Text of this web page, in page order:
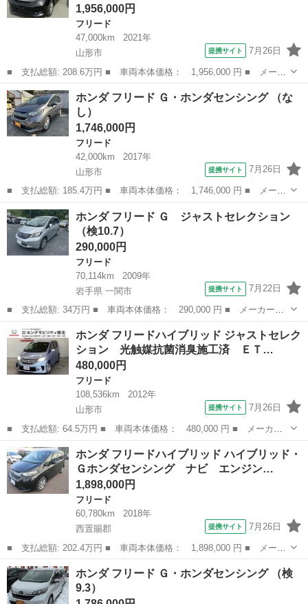
1,956,000円
フリード
47,000km
2021年
山形市
提携サイト 7月26日
■ 支払総額: 208.6万円 ■ 車両本体価格： 1,956,000 円 ■ メーカ
ー名： ホンダ ■ 車種名： フリード ■ グレード名： Ｇ・ホン
ダセンシング ■ 排気量： 1500cc ■ ドア枚数： 5D ■ ミ...
山形 山形市 フリード
ホンダ フリード Ｇ・ホンダセンシング （な
し）
1,746,000円
フリード
42,000km
2017年
山形市
提携サイト 7月26日
■ 支払総額: 185.4万円 ■ 車両本体価格： 1,746,000 円 ■ メーカ
ー名： ホンダ ■ 車種名： フリード ■ グレード名： Ｇ・ホン
ダセンシング ■ 排気量： 1500cc ■ ドア枚数： 5D ■ ミ...
山形 山形市 フリード
ホンダ フリード Ｇ ジャストセレクション
（検10.7）
290,000円
フリード
70,114km
2009年
岩手県 一関市
提携サイト 7月22日
■ 支払総額: 34万円 ■ 車両本体価格： 290,000 円 ■ メーカー
名： ホンダ ■ 車種名： フリード ■ グレード名： Ｇ ジャス
トセレクション ■ 排気量： 1500cc ■ ドア枚数： 5D ■ ミッシ
ョ...
岩手 一関市 フリード
ホンダ フリードハイブリッド ジャストセレク
ション 光触媒抗菌消臭施工済 ＥＴ…
480,000円
フリード
108,536km
2012年
山形市
提携サイト 7月26日
■ 支払総額: 64.5万円 ■ 車両本体価格： 480,000 円 ■ メーカー
名： ホンダ ■ 車種名： フリードハイブリッド ■ グレード
名： ジャストセレクション 光触媒抗菌消臭施工済 ＥＴＣ 両側
オートスライドド...
山形 山形市 フリード
ホンダ フリードハイブリッド ハイブリッド・
Ｇホンダセンシング ナビ エンジン…
1,898,000円
フリード
60,780km
2018年
西置賜郡
提携サイト 7月26日
■ 支払総額: 202.4万円 ■ 車両本体価格： 1,898,000 円 ■ メーカ
ー名： ホンダ ■ 車種名： フリードハイブリッド ■ グレード
名： ハイブリッド・Ｇホンダセンシング ナビ エンジンスタ－タ
ＥＴＣ 追...
山形 西置賜郡 フリード
ホンダ フリード Ｇ・ホンダセンシング （検
9.3）